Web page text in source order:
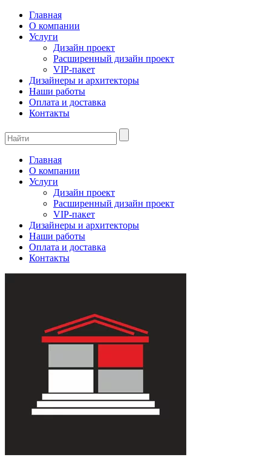
Главная
О компании
Услуги
Дизайн проект
Расширенный дизайн проект
VIP-пакет
Дизайнеры и архитекторы
Наши работы
Оплата и доставка
Контакты
Главная
О компании
Услуги
Дизайн проект
Расширенный дизайн проект
VIP-пакет
Дизайнеры и архитекторы
Наши работы
Оплата и доставка
Контакты